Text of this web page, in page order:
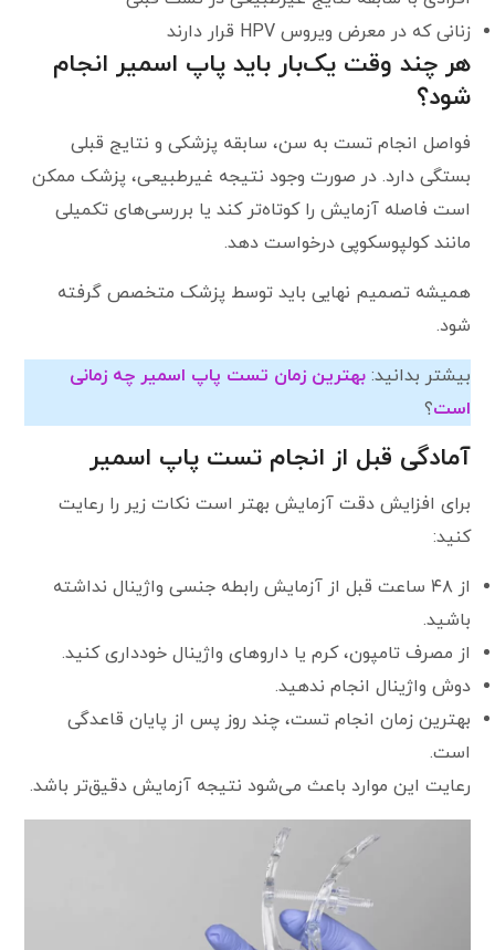
زنانی که در معرض ویروس HPV قرار دارند
هر چند وقت یک‌بار باید پاپ اسمیر انجام
شود؟
فواصل انجام تست به سن، سابقه پزشکی و نتایج قبلی
بستگی دارد. در صورت وجود نتیجه غیرطبیعی، پزشک ممکن
است فاصله آزمایش را کوتاه‌تر کند یا بررسی‌های تکمیلی
مانند کولپوسکوپی درخواست دهد.
همیشه تصمیم نهایی باید توسط پزشک متخصص گرفته
شود.
بیشتر بدانید: بهترین زمان تست پاپ اسمیر چه زمانی
است؟
آمادگی قبل از انجام تست پاپ اسمیر
برای افزایش دقت آزمایش بهتر است نکات زیر را رعایت
کنید:
از ۴۸ ساعت قبل از آزمایش رابطه جنسی واژینال نداشته
باشید.
از مصرف تامپون، کرم یا داروهای واژینال خودداری کنید.
دوش واژینال انجام ندهید.
بهترین زمان انجام تست، چند روز پس از پایان قاعدگی
است.
رعایت این موارد باعث می‌شود نتیجه آزمایش دقیق‌تر باشد.